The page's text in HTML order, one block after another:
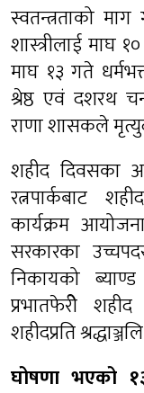
स्वतन्त्रताको
शास्त्रीलाई माघ
माघ १३ गते
श्रेष्ठ एवं दशरथ
राणा शासकले
शहीद दिवसका
रत्नपार्कबाट
कार्यक्रम
सरकारका
निकायको
प्रभातफेरीे
शहीदप्रति
घोषणा भएको